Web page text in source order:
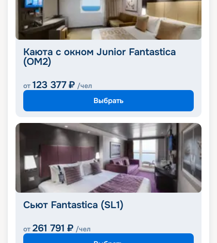
Каюта с окном Junior Fantastica
(OM2)
от 123 377 ₽ /чел
Выбрать
Сьют Fantastica (SL1)
от 261 791 ₽ /чел